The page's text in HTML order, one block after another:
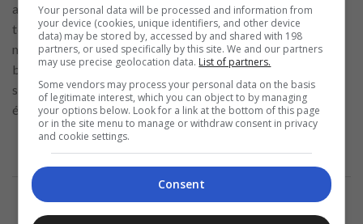
aux produits ou équipements dangereux. Les équipements
tels que les aspirateurs et les balais doivent être stockés de
manière à ne pas représenter de risque de chute ou de
blessures. De plus, vérifiez toujours les instructions de
stockage fournies par les fabricants pour garantir que les
équipements restent en sécurité.
Your personal data will be processed and information from
your device (cookies, unique identifiers, and other device
data) may be stored by, accessed by and shared with 198
partners, or used specifically by this site. We and our partners
may use precise geolocation data. List of partners.
Some vendors may process your personal data on the basis
of legitimate interest, which you can object to by managing
your options below. Look for a link at the bottom of this page
or in the site menu to manage or withdraw consent in privacy
and cookie settings.
Consent